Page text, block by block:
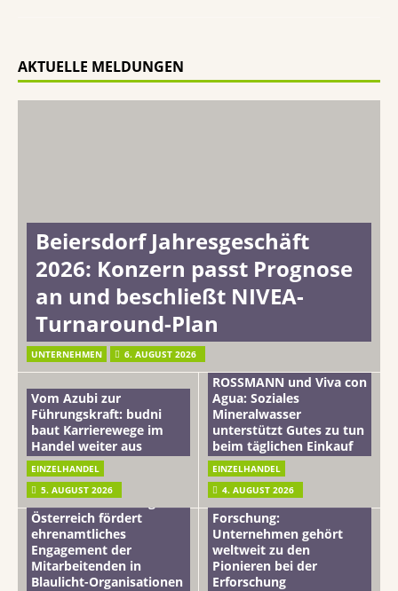
AKTUELLE MELDUNGEN
Beiersdorf Jahresgeschäft
2026: Konzern passt Prognose
an und beschließt NIVEA-
Turnaround-Plan
UNTERNEHMEN 6. AUGUST 2026
Vom Azubi zur
Führungskraft: budni
baut Karrierewege im
Handel weiter aus
EINZELHANDEL
5. AUGUST 2026
ROSSMANN und Viva con
Agua: Soziales
Mineralwasser
unterstützt Gutes zu tun
beim täglichen Einkauf
EINZELHANDEL
4. AUGUST 2026
mehr vom leben tag: dm
Österreich fördert
ehrenamtliches
Engagement der
Mitarbeitenden in
Blaulicht-Organisationen
Beiersdorf
Hautmikrobiom-
Forschung:
Unternehmen gehört
weltweit zu den
Pionieren bei der
Erforschung